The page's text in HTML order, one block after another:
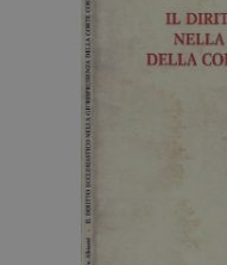
CHI SIAMO
OUTLET
NEWSLETTER